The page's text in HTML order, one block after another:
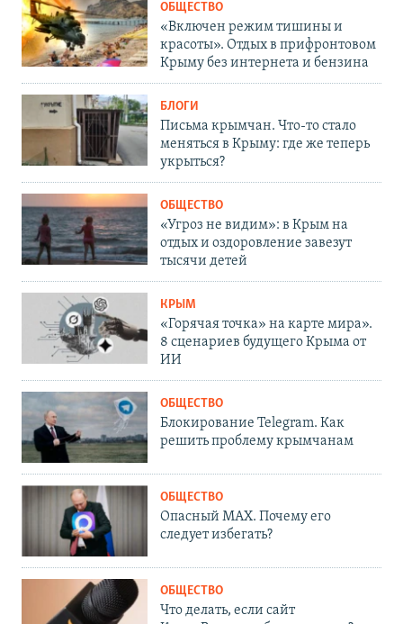
ОБЩЕСТВО
«Включен режим тишины и
красоты». Отдых в прифронтовом
Крыму без интернета и бензина
БЛОГИ
Письма крымчан. Что-то стало
меняться в Крыму: где же теперь
укрыться?
ОБЩЕСТВО
«Угроз не видим»: в Крым на
отдых и оздоровление завезут
тысячи детей
КРЫМ
«Горячая точка» на карте мира».
8 сценариев будущего Крыма от
ИИ
ОБЩЕСТВО
Блокирование Telegram. Как
решить проблему крымчанам
ОБЩЕСТВО
Опасный MAX. Почему его
следует избегать?
ОБЩЕСТВО
Что делать, если сайт